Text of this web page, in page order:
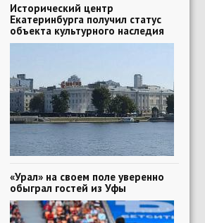
Исторический центр
Екатеринбурга получил статус
объекта культурного наследия
«Урал» на своем поле уверенно
обыграл гостей из Уфы